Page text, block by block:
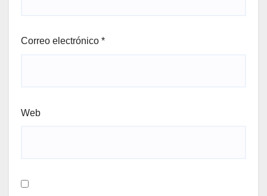
Correo electrónico *
Web